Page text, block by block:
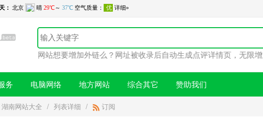
您的网站想要增加外链么？网址被收录后自动生成点评详情页，无限
务 电脑网络 地方网站 综合其它 赞助我们
湖南网站大全 / 列表详细 / 订阅